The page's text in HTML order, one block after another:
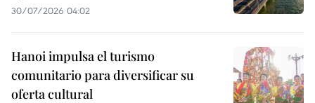
30/07/2026 04:02
Hanoi impulsa el turismo
comunitario para diversificar su
oferta cultural